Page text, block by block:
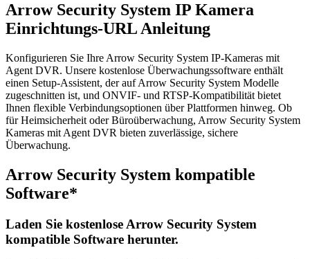
Arrow Security System IP Kamera
Einrichtungs-URL Anleitung
Konfigurieren Sie Ihre Arrow Security System IP-Kameras mit
Agent DVR. Unsere kostenlose Überwachungssoftware enthält
einen Setup-Assistent, der auf Arrow Security System Modelle
zugeschnitten ist, und ONVIF- und RTSP-Kompatibilität bietet
Ihnen flexible Verbindungsoptionen über Plattformen hinweg. Ob
für Heimsicherheit oder Büroüberwachung, Arrow Security System
Kameras mit Agent DVR bieten zuverlässige, sichere
Überwachung.
Arrow Security System kompatible
Software*
Laden Sie kostenlose Arrow Security System
kompatible Software herunter.